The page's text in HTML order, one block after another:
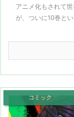
アニメ化もされて
が、ついに10巻と
コミック